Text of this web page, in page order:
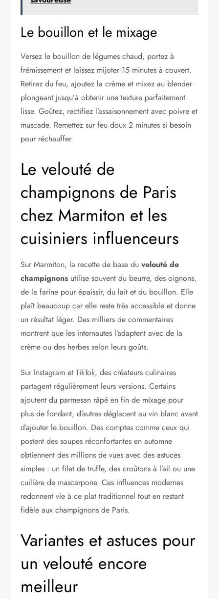
Le bouillon et le mixage
Versez le bouillon de légumes chaud, portez à
frémissement et laissez mijoter 15 minutes à couvert.
Retirez du feu, ajoutez la crème et mixez au blender
plongeant jusqu’à obtenir une texture parfaitement
lisse. Goûtez, rectifiez l’assaisonnement avec poivre et
muscade. Remettez sur feu doux 2 minutes si besoin
pour réchauffer.
Le velouté de
champignons de Paris
chez Marmiton et les
cuisiniers influenceurs
Sur Marmiton, la recette de base duvelouté de
champignons utilise souvent du beurre, des oignons,
de la farine pour épaissir, du lait et du bouillon. Elle
plaît beaucoup car elle reste très accessible et donne
un résultat léger. Des milliers de commentaires
montrent que les internautes l’adaptent avec de la
crème ou des herbes selon leurs goûts.
Sur Instagram et TikTok, des créateurs culinaires
partagent régulièrement leurs versions. Certains
ajoutent du parmesan râpé en fin de mixage pour
plus de fondant, d’autres déglacent au vin blanc avant
d’ajouter le bouillon. Des comptes comme ceux qui
postent des soupes réconfortantes en automne
obtiennent des millions de vues avec des astuces
simples : un filet de truffe, des croûtons à l’ail ou une
cuillère de mascarpone. Ces influences modernes
redonnent vie à ce plat traditionnel tout en restant
fidèle aux champignons de Paris.
Variantes et astuces pour
un velouté encore
meilleur